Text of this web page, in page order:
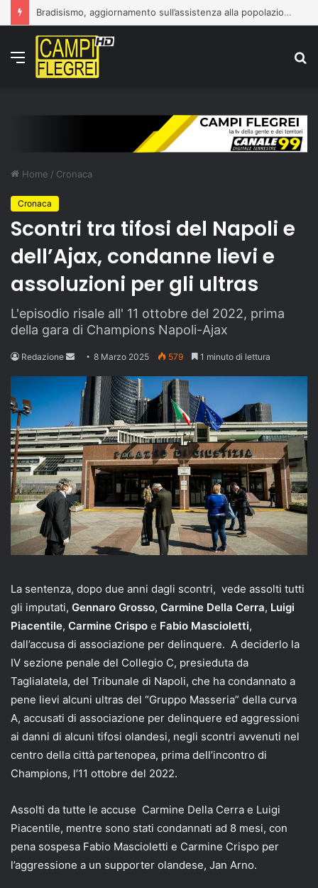
Bradisismo, aggiornamento sull’assistenza alla popolazione
Menu
Home / Cronaca
Cronaca
Scontri tra tifosi del Napoli e
dell’Ajax, condanne lievi e
assoluzioni per gli ultras
L'episodio risale all' 11 ottobre del 2022, prima
della gara di Champions Napoli-Ajax
Redazione
Send
email
8 Marzo 2025 579 1 minuto di lettura
La sentenza, dopo due anni dagli scontri, vede assolti tutti
gli imputati, Gennaro Grosso, Carmine Della Cerra, Luigi
Piacentile, Carmine Crispo e Fabio Mascioletti,
dall’accusa di associazione per delinquere. A deciderlo la
IV sezione penale del Collegio C, presieduta da
Taglialatela, del Tribunale di Napoli, che ha condannato a
pene lievi alcuni ultras del “Gruppo Masseria” della curva
A, accusati di associazione per delinquere ed aggressioni
ai danni di alcuni tifosi olandesi, negli scontri avvenuti nel
centro della città partenopea, prima dell’incontro di
Champions, l’11 ottobre del 2022.
Assolti da tutte le accuse Carmine Della Cerra e Luigi
Piacentile, mentre sono stati condannati ad 8 mesi, con
pena sospesa Fabio Mascioletti e Carmine Crispo per
l’aggressione a un supporter olandese, Jan Arno.